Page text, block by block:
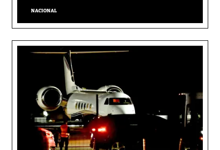
NACIONAL